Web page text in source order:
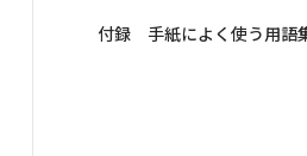
付録 手紙によく使う用語